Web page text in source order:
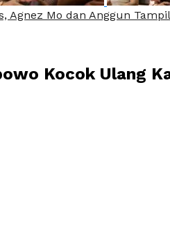
Agnez Mo dan Anggun
Kocok Ulang